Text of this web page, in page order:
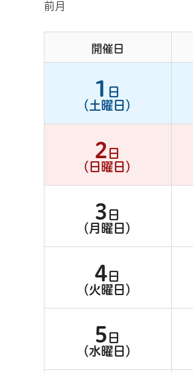
前月
開催日
1 日
（土曜日）
2 日
（日曜日）
3 日
（月曜日）
4 日
（火曜日）
5 日
（水曜日）